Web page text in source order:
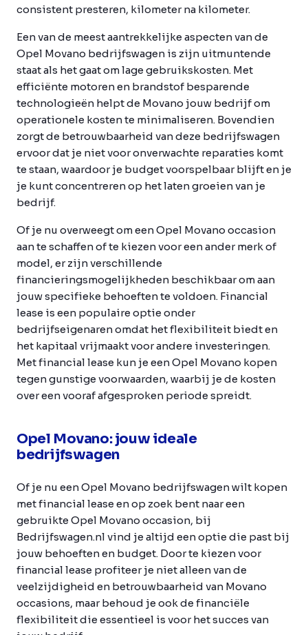
consistent presteren, kilometer na kilometer.
Een van de meest aantrekkelijke aspecten van de
Opel Movano bedrijfswagen is zijn uitmuntende
staat als het gaat om lage gebruikskosten. Met
efficiënte motoren en brandstof besparende
technologieën helpt de Movano jouw bedrijf om
operationele kosten te minimaliseren. Bovendien
zorgt de betrouwbaarheid van deze bedrijfswagen
ervoor dat je niet voor onverwachte reparaties komt
te staan, waardoor je budget voorspelbaar blijft en je
je kunt concentreren op het laten groeien van je
bedrijf.
Of je nu overweegt om een Opel Movano occasion
aan te schaffen of te kiezen voor een ander merk of
model, er zijn verschillende
financieringsmogelijkheden beschikbaar om aan
jouw specifieke behoeften te voldoen. Financial
lease is een populaire optie onder
bedrijfseigenaren omdat het flexibiliteit biedt en
het kapitaal vrijmaakt voor andere investeringen.
Met financial lease kun je een Opel Movano kopen
tegen gunstige voorwaarden, waarbij je de kosten
over een vooraf afgesproken periode spreidt.
Opel Movano: jouw ideale
bedrijfswagen
Of je nu een Opel Movano bedrijfswagen wilt kopen
met financial lease en op zoek bent naar een
gebruikte Opel Movano occasion, bij
Bedrijfswagen.nl vind je altijd een optie die past bij
jouw behoeften en budget. Door te kiezen voor
financial lease profiteer je niet alleen van de
veelzijdigheid en betrouwbaarheid van Movano
occasions, maar behoud je ook de financiële
flexibiliteit die essentieel is voor het succes van